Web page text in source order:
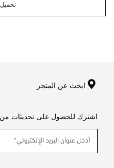
تحميل
ابحث عن المتجر
اشترك للحصول على تحديثات